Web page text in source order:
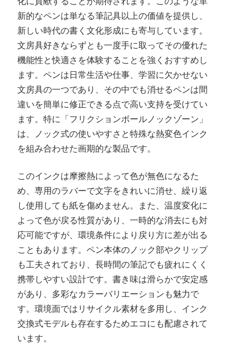
新的なペンは単なる筆記具以上の価値を提供し、
新しい時代の書く文化形成にも寄与しています。
文房具好きならずとも一度手に取ってその優れた
機能性と快適さを体験することを強くおすすめし
ます。ペンは日常生活や仕事、学習に欠かせない
文房具の一つであり、その中でも消せるペンは間
違いを簡単に修正できる点で高い支持を受けてい
ます。特に「フリクションボールノックゾーン」
は、ノック式の使いやすさと特殊な熱変色インク
を組み合わせた画期的な製品です。
このインクは摩擦熱によって色が無色になるた
め、専用のラバーで文字をきれいに消せ、繰り返
し使用しても紙を傷めません。また、温度変化に
よって色が戻る性質があり、一時的な消去にも対
応可能ですが、環境条件により戻り方に差が出る
こともあります。ペン本体のノック部やクリップ
も工夫されており、長時間の筆記でも疲れにくく
携帯しやすい設計です。書き味は滑らかで安定感
があり、多彩なカラーバリエーションも魅力で
す。環境面ではリサイクル素材を多用し、インク
交換式モデルも存在するためエコにも配慮されて
います。